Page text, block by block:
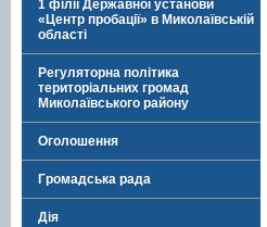
1 філії Державної установи
«Центр пробації» в Миколаївській
області
Регуляторна політика
територіальних громад
Миколаївського району
Оголошення
Громадська рада
Дія